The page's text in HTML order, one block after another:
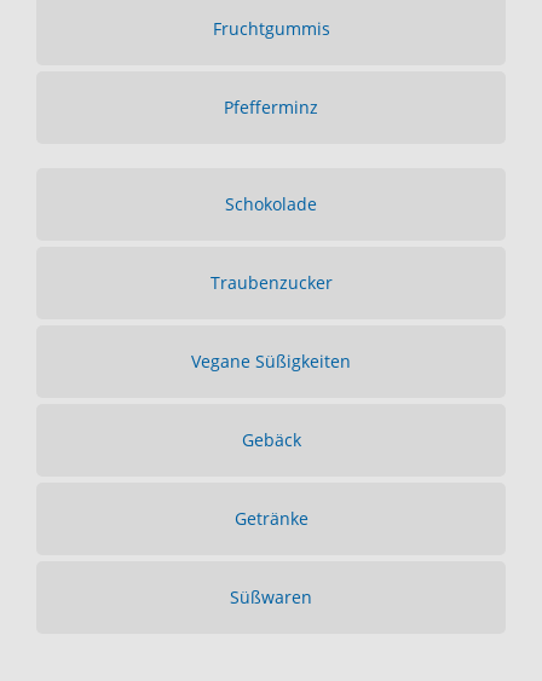
Fruchtgummis
Pfefferminz
Schokolade
Traubenzucker
Vegane Süßigkeiten
Gebäck
Getränke
Süßwaren